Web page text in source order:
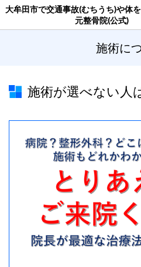
大牟田市で交通事故(むちうち)や体
元整骨院(公式)
施術に
施術が選べない人